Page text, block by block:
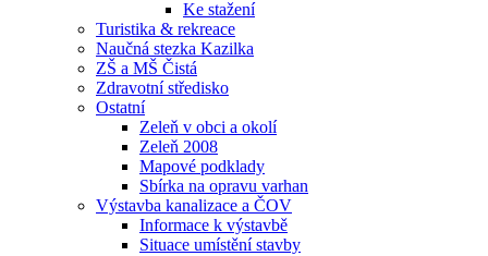
Ke stažení
Turistika & rekreace
Naučná stezka Kazilka
ZŠ a MŠ Čistá
Zdravotní středisko
Ostatní
Zeleň v obci a okolí
Zeleň 2008
Mapové podklady
Sbírka na opravu varhan
Výstavba kanalizace a ČOV
Informace k výstavbě
Situace umístění stavby